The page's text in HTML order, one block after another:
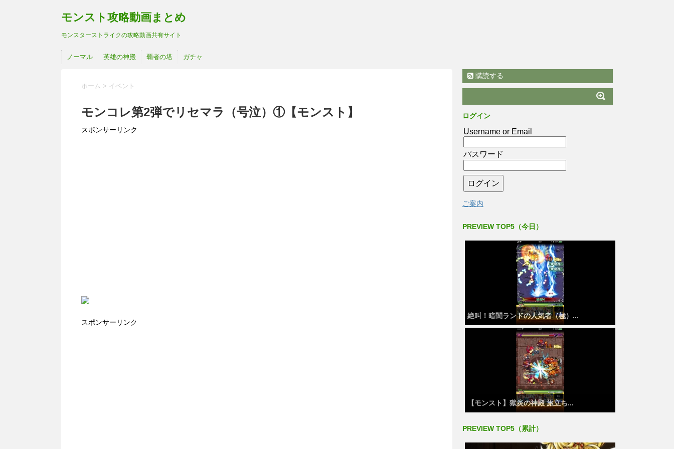
モンスト攻略動画まとめ
モンスターストライクの攻略動画共有サイト
ノーマル 英雄の神殿 覇者の塔 ガチャ
ホーム > イベント
モンコレ第2弾でリセマラ（号泣）①【モンスト】
スポンサーリンク
スポンサーリンク
購読する
ログイン
Username or Email
パスワード
ご案内
PREVIEW TOP5（今日）
絶叫！暗闇ランドの人気者（極）...
【モンスト】獄炎の神殿 旅立ち...
PREVIEW TOP5（累計）